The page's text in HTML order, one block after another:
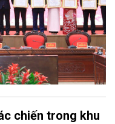
chiến trong khu